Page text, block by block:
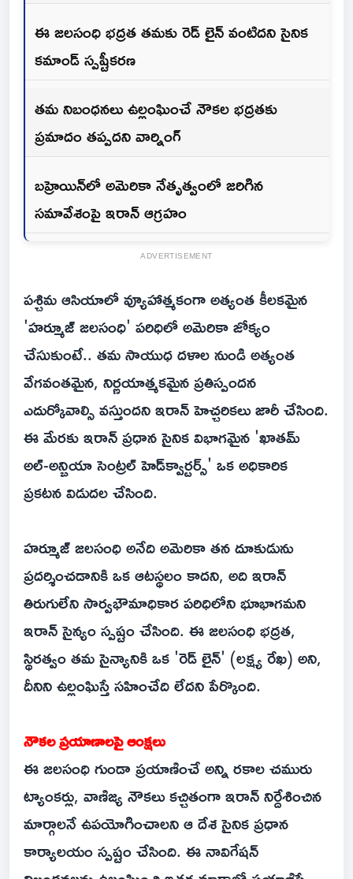
ఈ జలసంధి భద్రత తమకు రెడ్ లైన్ వంటిదని సైనిక
కమాండ్ స్పష్టీకరణ
తమ నిబంధనలు ఉల్లంఘించే నౌకల భద్రతకు
ప్రమాదం తప్పదని వార్నింగ్
బహ్రెయిన్‌లో అమెరికా నేతృత్వంలో జరిగిన
సమావేశంపై ఇరాన్ ఆగ్రహం
ADVERTISEMENT
పశ్చిమ ఆసియాలో వ్యూహాత్మకంగా అత్యంత కీలకమైన
'హర్మూజ్ జలసంధి' పరిధిలో అమెరికా జోక్యం
చేసుకుంటే.. తమ సాయుధ దళాల నుండి అత్యంత
వేగవంతమైన, నిర్ణయాత్మకమైన ప్రతిస్పందన
ఎదుర్కోవాల్సి వస్తుందని ఇరాన్ హెచ్చరికలు జారీ చేసింది.
ఈ మేరకు ఇరాన్ ప్రధాన సైనిక విభాగమైన 'ఖాతమ్
అల్-అన్బియా సెంట్రల్ హెడ్‌క్వార్టర్స్' ఒక అధికారిక
ప్రకటన విడుదల చేసింది.
హర్మూజ్ జలసంధి అనేది అమెరికా తన దూకుడును
ప్రదర్శించడానికి ఒక ఆటస్థలం కాదని, అది ఇరాన్
తిరుగులేని సార్వభౌమాధికార పరిధిలోని భూభాగమని
ఇరాన్ సైన్యం స్పష్టం చేసింది. ఈ జలసంధి భద్రత,
స్థిరత్వం తమ సైన్యానికి ఒక 'రెడ్ లైన్' (లక్ష్య రేఖ) అని,
దీనిని ఉల్లంఘిస్తే సహించేది లేదని పేర్కొంది.
నౌకల ప్రయాణాలపై ఆంక్షలు
ఈ జలసంధి గుండా ప్రయాణించే అన్ని రకాల చమురు
ట్యాంకర్లు, వాణిజ్య నౌకలు కచ్చితంగా ఇరాన్ నిర్దేశించిన
మార్గాలనే ఉపయోగించాలని ఆ దేశ సైనిక ప్రధాన
కార్యాలయం స్పష్టం చేసింది. ఈ నావిగేషన్